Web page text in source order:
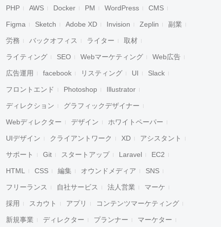
PHP AWS Docker PM WordPress CMS
Figma Sketch Adobe XD Invision Zeplin 副業
労務 バックオフィス ライター 取材
ライティング SEO Webマーケティング Web広告
広告運用 facebook リスティング UI Slack
フロントエンド Photoshop Illustrator
ディレクション グラフィックデザイナー
Webディレクター デザイン ホワイトペーパー
UIデザイン クライアントワーク XD アシスタント
サポート Git スタートアップ Laravel EC2
HTML CSS 編集 オウンドメディア SNS
フリーランス 自社サービス 法人営業 マーケ
採用 スカウト アプリ コンテンツマーケティング
新規事業 ディレクター プランナー マーケター